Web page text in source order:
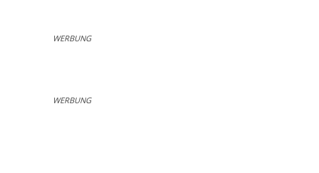
WERBUNG
WERBUNG